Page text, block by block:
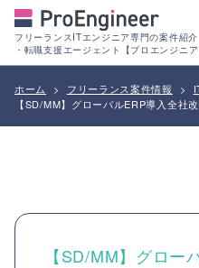
フリーランスITエンジニア専門の案件紹介
・転職支援エージェント【プロエンジニア
ホーム > フリーランス案件情報 >
【SD/MM】グローバルERP導入全社
【SD/MM】グロー